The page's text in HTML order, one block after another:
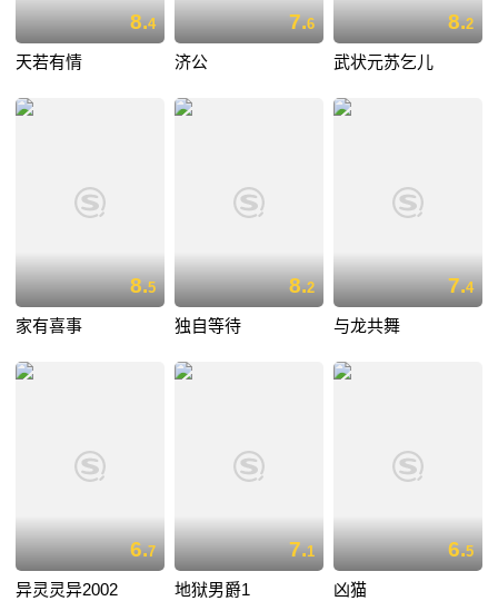
8.4
天若有情
7.6
济公
8.2
武状元苏乞儿
8.5
家有喜事
8.2
独自等待
7.4
与龙共舞
6.7
异灵灵异2002
7.1
地狱男爵1
6.5
凶猫